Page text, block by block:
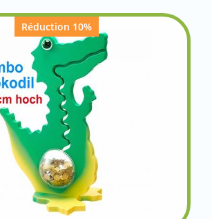
Réduction 10%